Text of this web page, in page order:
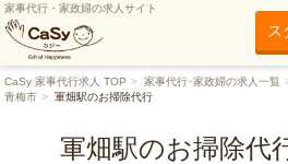
家事代行・家政婦の求人サイト
ス
CaSy 家事代行求人 TOP 家事代行･家政婦の求人一覧
青梅市
軍畑駅のお掃除代行
軍畑駅のお掃除代